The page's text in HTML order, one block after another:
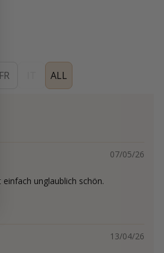
FR ALL
07/05/26
unglaublich schön.
13/04/26